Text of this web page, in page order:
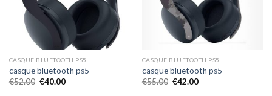
CASQUE BLUETOOTH PS5
casque bluetooth ps5
€52.00 €40.00
CASQUE BLUETOOTH PS5
casque bluetooth ps5
€55.00 €42.00